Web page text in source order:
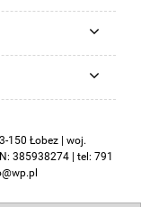
150 Łobez | woj.
385938274 | tel: 791